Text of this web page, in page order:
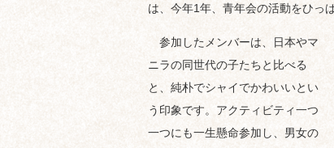
は、今年1年、青年会の活動をひっ
参加したメンバーは、日本やマ
ニラの同世代の子たちと比べる
と、純朴でシャイでかわいいとい
う印象です。アクティビティ一つ
一つにも一生懸命参加し、男女の